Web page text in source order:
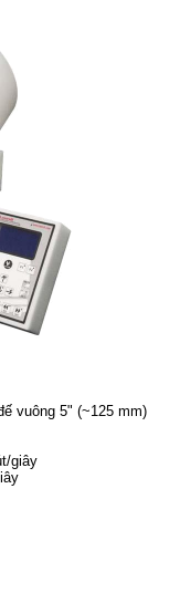
vuông 5" (~125 mm)
giây